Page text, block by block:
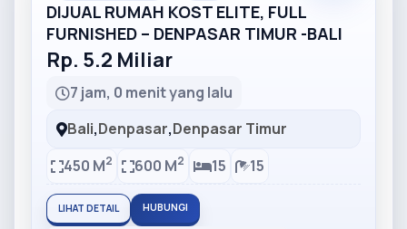
DIJUAL RUMAH KOST ELITE, FULL
FURNISHED – DENPASAR TIMUR -BALI
Rp. 5.2 Miliar
7 jam, 0 menit yang lalu
Bali,Denpasar,Denpasar Timur
450 M2 600 M2 15 15
LIHAT DETAIL HUBUNGI